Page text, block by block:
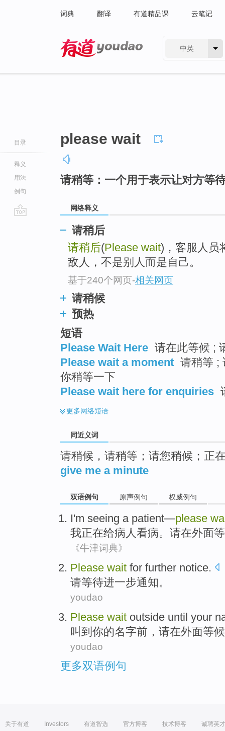
词典 翻译 有道精品课 云笔记
中英
目录
释义
用法
例句
please wait
请稍等：一个用于表示让对方等
网络释义
请稍后
请稍后(Please wait)，客服人员
敌人，不是别人而是自己。
基于240个网页-相关网页
请稍候
预热
短语
Please Wait Here 请在此等候 ;
Please wait a moment 请稍等 ;
你稍等一下
Please wait here for enquiries
更多网络短语
同近义词
请稍候，请稍等；请您稍候；正
give me a minute
双语例句 原声例句 权威例句
I'm seeing a patient—please
我正在给病人 看病。 请在外面
《牛津词典》
Please wait for further notice.
请等待进一步通知。
youdao
Please wait outside until your
叫 到你的名字前，请在外面等
youdao
更多双语例句
关于有道 Investors 有道智选 官方博客 技术博客 诚聘英才